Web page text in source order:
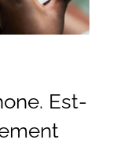
Est-